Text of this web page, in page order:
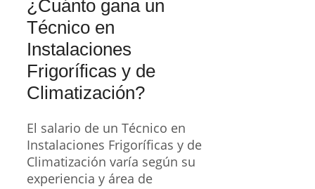
eurosmensuales, mientras
que en instalaciones
residenciales, los ingresos
suelen situarse en torno a los
1.200 euros. La demanda de
profesionales cualificados en
lo que favorece la mejora de
las condiciones salariales.